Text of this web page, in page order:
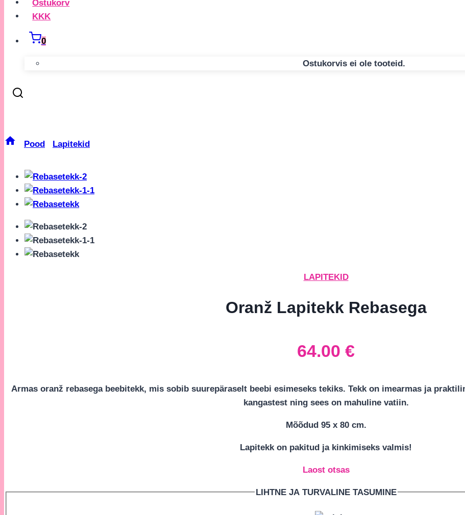
Ostukorv
KKK
0
Ostukorvis ei ole tooteid.
Pood Lapitekid
LAPITEKID
Oranž Lapitekk Rebasega
64.00 €
Armas oranž rebasega beebitekk, mis sobib suurepäraselt beebi esimeseks tekiks. Tekk on imearmas ja
kangastest ning sees on mahuline vatiin.
Mõõdud 95 x 80 cm.
Lapitekk on pakitud ja kinkimiseks valmis!
Laost otsas
LIHTNE JA TURVALINE TASUMINE